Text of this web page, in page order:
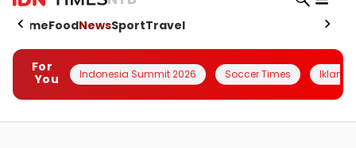
HomeFoodNewsSportTravel
For
You
Indonesia Summit 2026 Soccer Times Iklanin